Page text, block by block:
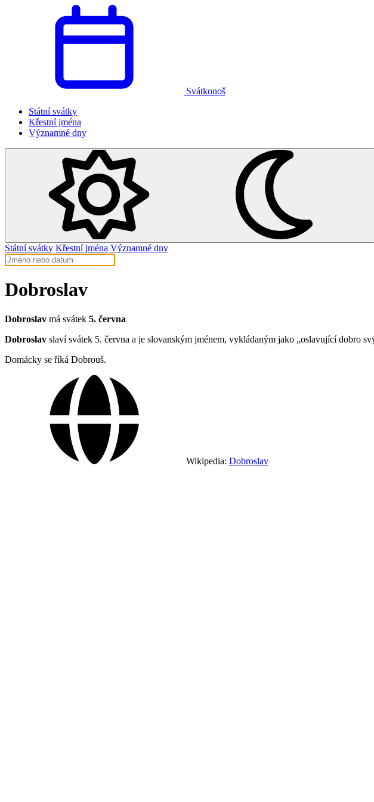
Svátkonoš
Státní svátky
Křestní jména
Významné dny
Státní svátky Křestní jména Významné dny
Dobroslav
Dobroslav má svátek 5. června
Dobroslav slaví svátek 5. června a je slovanským jménem, vykládaným jako „oslavující dobro
Domácky se říká Dobrouš.
Wikipedia: Dobroslav